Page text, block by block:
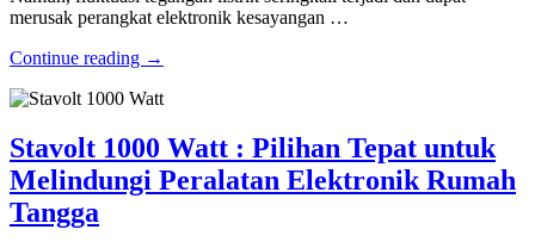
merusak perangkat elektronik kesayangan …
Continue reading →
Stavolt 1000 Watt : Pilihan Tepat untuk
Melindungi Peralatan Elektronik Rumah
Tangga